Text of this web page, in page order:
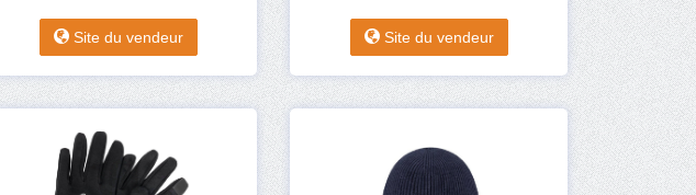
Site du vendeur Site du vendeur